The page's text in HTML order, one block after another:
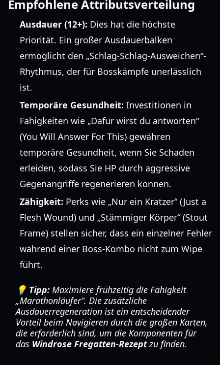
Empfohlene Attributsverteilung
Ausdauer (12+): Dies hat die höchste
Priorität. Ein großer Ausdauerbalken
ermöglicht den „Schlag-Schlag-Ausweichen“-
Rhythmus, der für Bosskämpfe unerlässlich
ist.
Temporäre Gesundheit: Investitionen in
Fähigkeiten wie „Dafür wirst du antworten“
(You Will Answer For This) gewähren
temporäre Gesundheit, wenn Sie Schaden
erleiden, sodass Sie HP durch aggressive
Gegenangriffe regenerieren können.
Zähigkeit: Perks wie „Nur ein Kratzer“ (Just a
Flesh Wound) und „Stämmiger Körper“ (Stout
Frame) stellen sicher, dass ein einzelner Fehler
während einer Boss-Kombo nicht zum Wipe
führt.
💡 Tipp: Maximiere frühzeitig die Fähigkeit
„Marathonläufer“. Die zusätzliche
Ausdauerregeneration ist ein entscheidender
Vorteil beim Navigieren durch die großen Karten,
die erforderlich sind, um die Komponenten für
das Windrose Fregatten-Rezeptzu finden.